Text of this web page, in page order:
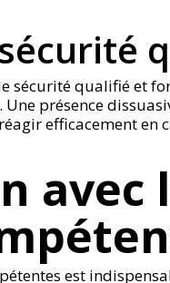
sécurité qualifié et
présence
efficacement en
avec
est